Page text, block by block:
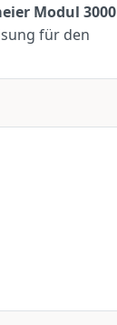
Modul 3000
für den